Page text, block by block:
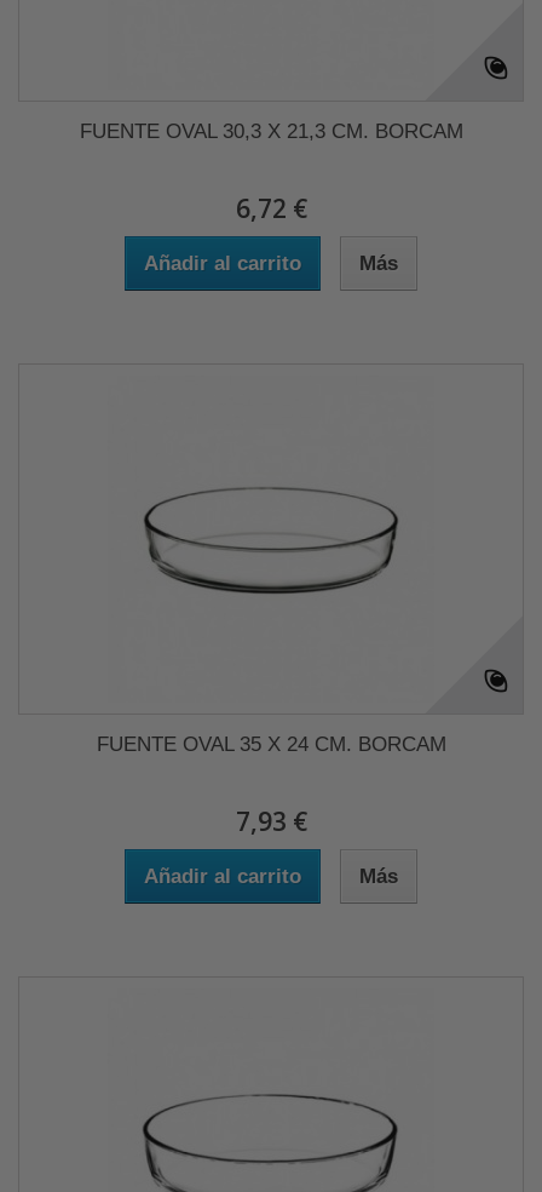
FUENTE OVAL 30,3 X 21,3 CM. BORCAM
6,72 €
Añadir al carrito Más
FUENTE OVAL 35 X 24 CM. BORCAM
7,93 €
Añadir al carrito Más